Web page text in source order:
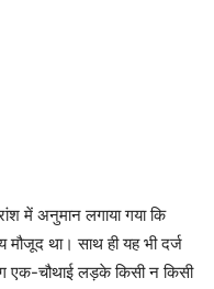
में अनुमान लगाया गया कि
मौजूद था। साथ ही यह भी दर्ज
एक-चौथाई लड़के किसी न किसी